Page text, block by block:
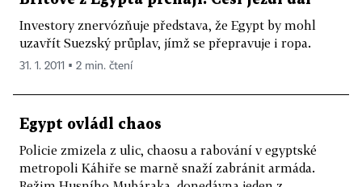
Investory znervózňuje představa, že Egypt by mohl
uzavřít Suezský průplav, jímž se přepravuje i ropa.
31. 1. 2011 ▪ 2 min. čtení
Egypt ovládl chaos
Policie zmizela z ulic, chaosu a rabování v egyptské
metropoli Káhiře se marně snaží zabránit armáda.